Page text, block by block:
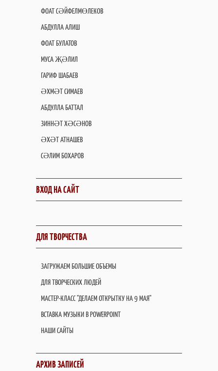
ФОАТ СӘЙФЕЛМӨЛЕКОВ
АБДУЛЛА АЛИШ
ФОАТ БУЛАТОВ
МУСА ҖӘЛИЛ
ГАРИФ ШАБАЕВ
ӘХМӘТ СИМАЕВ
АБДУЛЛА БАТТАЛ
ЗИННӘТ ХӘСӘНОВ
ӘХӘТ АТНАШЕВ
СӘЛИМ БОХАРОВ
ВХОД НА САЙТ
ДЛЯ ТВОРЧЕСТВА
ЗАГРУЖАЕМ БОЛЬШИЕ ОБЪЕМЫ
ДЛЯ ТВОРЧЕСКИХ ЛЮДЕЙ
МАСТЕР-КЛАСС "ДЕЛАЕМ ОТКРЫТКУ НА 9 МАЯ"
ВСТАВКА МУЗЫКИ В POWERPOINT
НАШИ САЙТЫ
АРХИВ ЗАПИСЕЙ